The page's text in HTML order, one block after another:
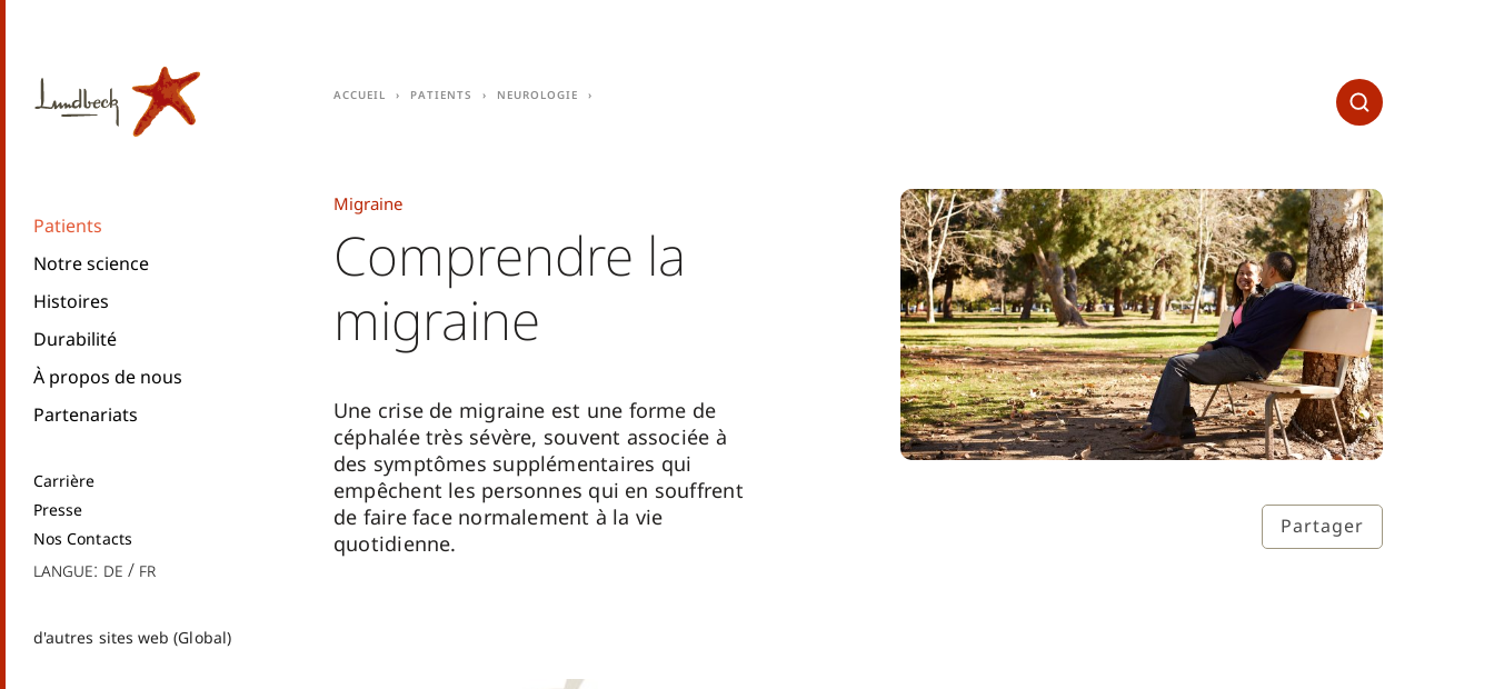
Patients
Notre science
Histoires
Durabilité
À propos de nous
Partenariats
Carrière
Presse
Nos Contacts
Langue: de fr
d'autres sites web (Global)
Accueil Patients Neurologie
Partager
Migraine
Comprendre la
migraine
Une crise de migraine est une forme de
céphalée très sévère, souvent associée à
des symptômes supplémentaires qui
empêchent les personnes qui en souffrent
de faire face normalement à la vie
quotidienne.